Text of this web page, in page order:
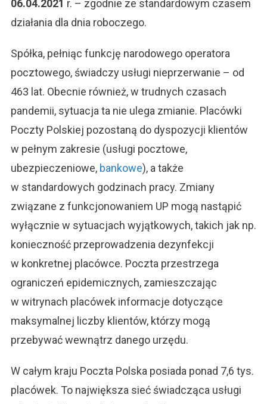
06.04.2021 r. – zgodnie ze standardowym czasem
działania dla dnia roboczego.
Spółka, pełniąc funkcję narodowego operatora
pocztowego, świadczy usługi nieprzerwanie – od
463 lat. Obecnie również, w trudnych czasach
pandemii, sytuacja ta nie ulega zmianie. Placówki
Poczty Polskiej pozostaną do dyspozycji klientów
w pełnym zakresie (usługi pocztowe,
ubezpieczeniowe, bankowe), a także
w standardowych godzinach pracy. Zmiany
związane z funkcjonowaniem UP mogą nastąpić
wyłącznie w sytuacjach wyjątkowych, takich jak np.
konieczność przeprowadzenia dezynfekcji
w konkretnej placówce. Poczta przestrzega
ograniczeń epidemicznych, zamieszczając
w witrynach placówek informacje dotyczące
maksymalnej liczby klientów, którzy mogą
przebywać wewnątrz danego urzędu.
W całym kraju Poczta Polska posiada ponad 7,6 tys.
placówek. To największa sieć świadcząca usługi